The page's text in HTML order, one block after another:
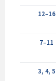
12–16
7–11
3, 4, 5